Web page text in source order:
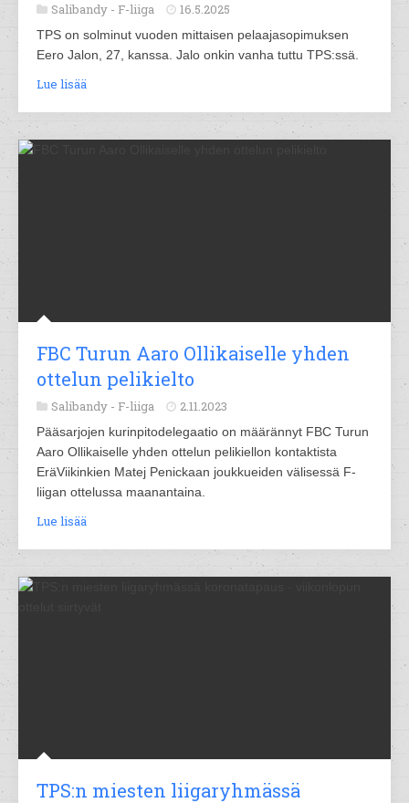
Salibandy - F-liiga 16.5.2025
TPS on solminut vuoden mittaisen pelaajasopimuksen
Eero Jalon, 27, kanssa. Jalo onkin vanha tuttu TPS:ssä.
Lue lisää
FBC Turun Aaro Ollikaiselle yhden
ottelun pelikielto
Salibandy - F-liiga 2.11.2023
Pääsarjojen kurinpitodelegaatio on määrännyt FBC Turun
Aaro Ollikaiselle yhden ottelun pelikiellon kontaktista
EräViikinkien Matej Penickaan joukkueiden välisessä F-
liigan ottelussa maanantaina.
Lue lisää
TPS:n miesten liigaryhmässä